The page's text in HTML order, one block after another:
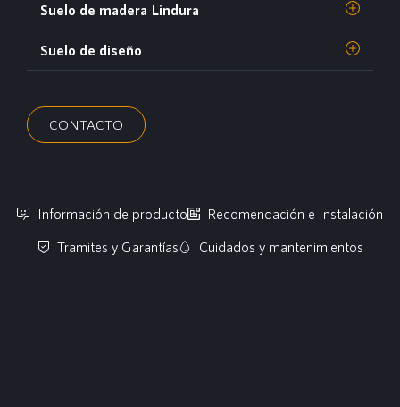
Suelo de madera Lindura
Suelo de diseño
CONTACTO
Información de producto
Recomendación e Instalación
Tramites y Garantías
Cuidados y mantenimientos